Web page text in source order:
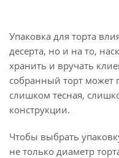
Упаковка для торта
десерта, но и на то,
хранить и вручать
собранный торт может
слишком тесная,
конструкции.
Чтобы выбрать
не только диаметр